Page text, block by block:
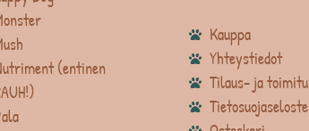
(entinen
Kauppa
Yhteystiedot
Tilaus- ja
Tietosuojaseloste